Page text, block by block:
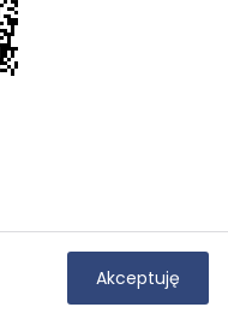
YouTube
Akceptuję